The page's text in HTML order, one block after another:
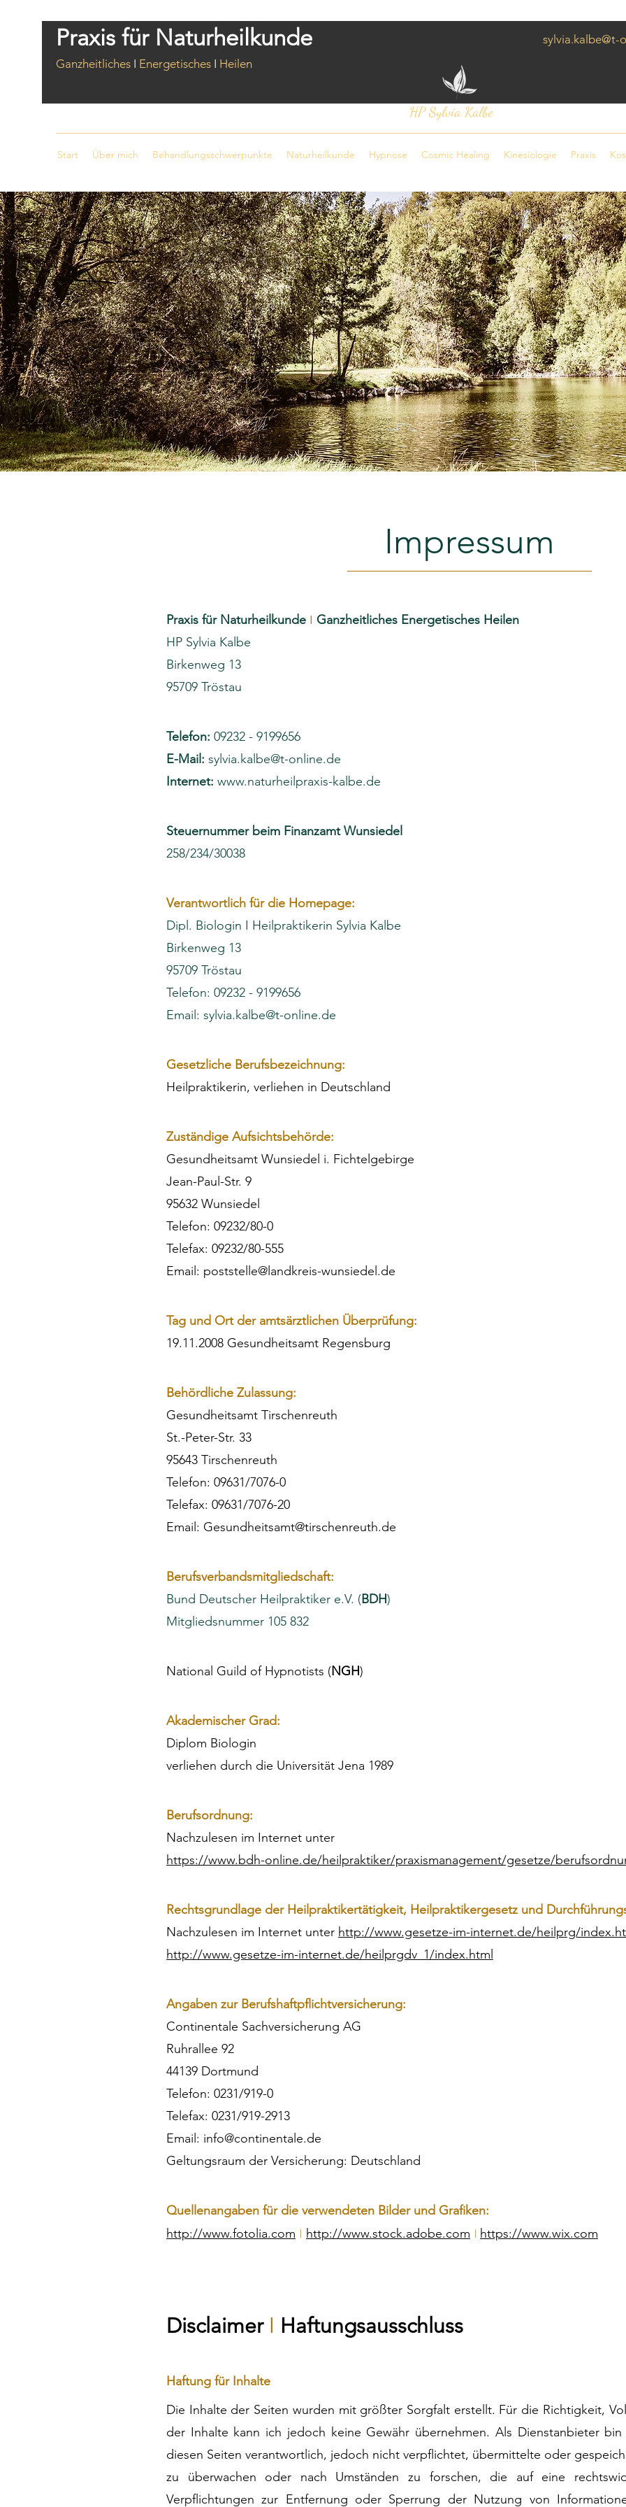
Praxis für Naturheilkunde
Ganzheitliches I Energetisches I Heilen
HP Sylvia Kalbe
Start Über mich Behandlungsschwerpunkte Naturheilkunde Hypnose Cosmic Healing Kinesiologie Praxis
Impressum
Praxis für Naturheilkunde I Ganzheitliches Energetisches Heilen
HP Sylvia Kalbe
Birkenweg 13
95709 Tröstau
Telefon: 09232 - 9199656
E-Mail: sylvia.kalbe@t-online.de
Internet: www.naturheilpraxis-kalbe.de
Steuernummer beim Finanzamt Wunsiedel
258/234/30038
Verantwortlich für die Homepage:
Dipl. Biologin I Heilpraktikerin Sylvia Kalbe
Birkenweg 13
95709 Tröstau
Telefon: 09232 - 9199656
Email: sylvia.kalbe@t-online.de
Gesetzliche Berufsbezeichnung:
Heilpraktikerin, verliehen in Deutschland
Zuständige Aufsichtsbehörde:
Gesundheitsamt Wunsiedel i. Fichtelgebirge
Jean-Paul-Str. 9
95632 Wunsiedel
Telefon: 09232/80-0
Telefax: 09232/80-555
Email: poststelle@landkreis-wunsiedel.de
Tag und Ort der amtsärztlichen Überprüfung:
19.11.2008 Gesundheitsamt Regensburg
Behördliche Zulassung:
Gesundheitsamt Tirschenreuth
St.-Peter-Str. 33
95643 Tirschenreuth
Telefon: 09631/7076-0
Telefax: 09631/7076-20
Email: Gesundheitsamt@tirschenreuth.de
Berufsverbandsmitgliedschaft:
Bund Deutscher Heilpraktiker e.V. (BDH)
Mitgliedsnummer 105 832
National Guild of Hypnotists (NGH)
Akademischer Grad:
Diplom Biologin
verliehen durch die Universität Jena 1989
Berufsordnung:
Nachzulesen im Internet unter
https://www.bdh-online.de/heilpraktiker/praxismanagement/gesetze/
Rechtsgrundlage der Heilpraktikertätigkeit, Heilpraktikergesetz und
Nachzulesen im Internet unter http://www.gesetze-im-internet.de/heilprg/
http://www.gesetze-im-internet.de/heilprgdv_1/index.html
Angaben zur Berufshaftpflichtversicherung:
Continentale Sachversicherung AG
Ruhrallee 92
44139 Dortmund
Telefon: 0231/919-0
Telefax: 0231/919-2913
Email: info@continentale.de
Geltungsraum der Versicherung: Deutschland
Quellenangaben für die verwendeten Bilder und Grafiken:
http://www.fotolia.com I http://www.stock.adobe.com I https://www.wix.com
Disclaimer I Haftungsausschluss
Haftung für Inhalte
Die Inhalte der Seiten wurden mit größter Sorgfalt erstellt. Für die Richtigkeit,
der Inhalte kann ich jedoch keine Gewähr übernehmen. Als Dienstanbieter
diesen Seiten verantwortlich, jedoch nicht verpflichtet, übermittelte oder
zu überwachen oder nach Umständen zu forschen, die auf eine
Verpflichtungen zur Entfernung oder Sperrung der Nutzung von